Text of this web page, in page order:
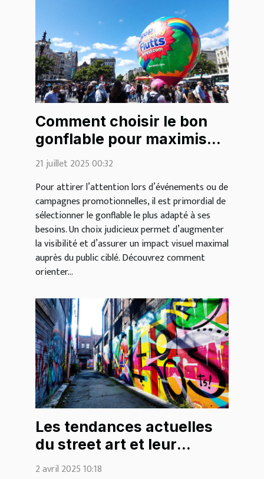
Comment choisir le bon
gonflable pour maximiser
votre visibilité?
21 juillet 2025 00:32
Pour attirer l’attention lors d’événements ou de
campagnes promotionnelles, il est primordial de
sélectionner le gonflable le plus adapté à ses
besoins. Un choix judicieux permet d’augmenter
la visibilité et d’assurer un impact visuel maximal
auprès du public ciblé. Découvrez comment
orienter...
Les tendances actuelles
du street art et leur
impact sur la décoration
2 avril 2025 10:18